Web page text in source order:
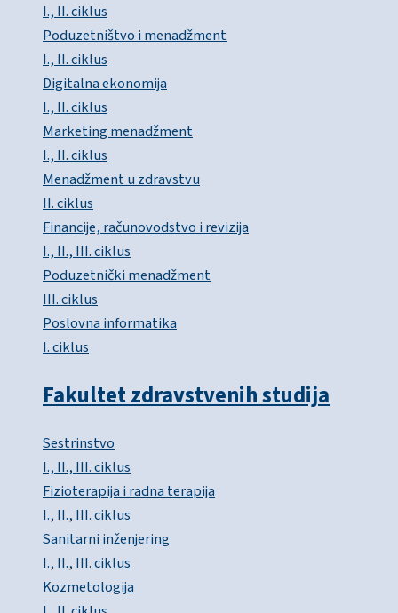
I., II. ciklus
Poduzetništvo i menadžment
I., II. ciklus
Digitalna ekonomija
I., II. ciklus
Marketing menadžment
I., II. ciklus
Menadžment u zdravstvu
II. ciklus
Financije, računovodstvo i revizija
I., II., III. ciklus
Poduzetnički menadžment
III. ciklus
Poslovna informatika
I. ciklus
Fakultet zdravstvenih studija
Sestrinstvo
I., II., III. ciklus
Fizioterapija i radna terapija
I., II., III. ciklus
Sanitarni inženjering
I., II., III. ciklus
Kozmetologija